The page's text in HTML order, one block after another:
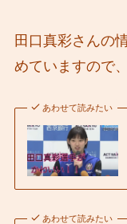
田口真彩さんの
めていますので
あわせて読みたい
あわせて読みたい